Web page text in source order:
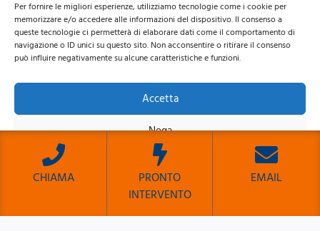
Per fornire le migliori esperienze, utilizziamo tecnologie come i cookie per
memorizzare e/o accedere alle informazioni del dispositivo. Il consenso a
queste tecnologie ci permetterà di elaborare dati come il comportamento di
navigazione o ID unici su questo sito. Non acconsentire o ritirare il consenso
può influire negativamente su alcune caratteristiche e funzioni.
Accetta
Nega
Visualizza le preferenze
Cookie PolicyPrivacy Policy
© 2026 Clima Group Impianti Srls P.IVA: 17771951005
Privacy
CookiePolicy | Mappa del Sito
CHIAMA
PRONTO
INTERVENTO
EMAIL